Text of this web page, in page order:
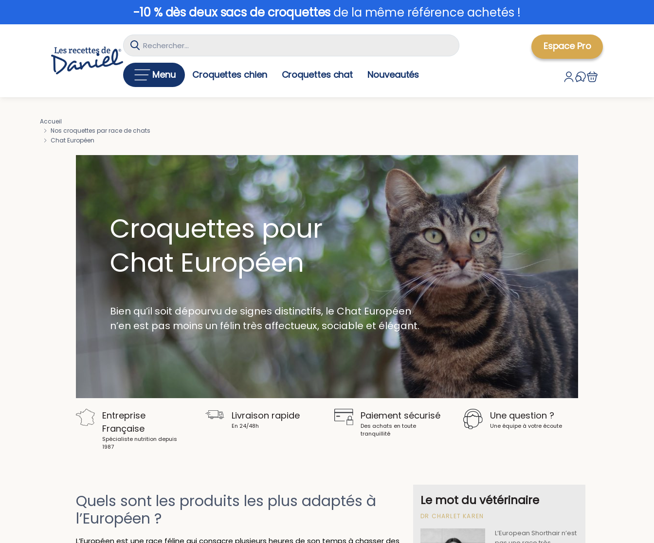
-10 % dès deux sacs de croquettes de la même référence achetés !
Espace Pro
Menu Croquettes chien Croquettes chat Nouveautés
Accueil
Nos croquettes par race de chats
Chat Européen
Croquettes pour
Chat Européen
Bien qu’il soit dépourvu de signes distinctifs, le Chat Européen
n’en est pas moins un félin très affectueux, sociable et élégant.
Entreprise
Française
Spécialiste nutrition depuis
1987
Livraison rapide
En 24/48h
Paiement sécurisé
Des achats en toute
tranquillité
Une question ?
Une équipe à votre écoute
Quels sont les produits les plus adaptés à
l’Européen ?
L’Européen est une race féline qui consacre plusieurs heures de son temps à chasser des
Le mot du vétérinaire
DR CHARLET KAREN
L’European Shorthair n’est